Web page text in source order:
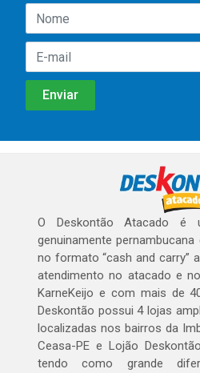
O Deskontão Atacado é
genuinamente
no formato “cash and carry”
atendimento no atacado e
KarneKeijo e com mais de
Deskontão possui 4 lojas
localizadas nos bairros da
Ceasa-PE e Lojão
tendo como grande